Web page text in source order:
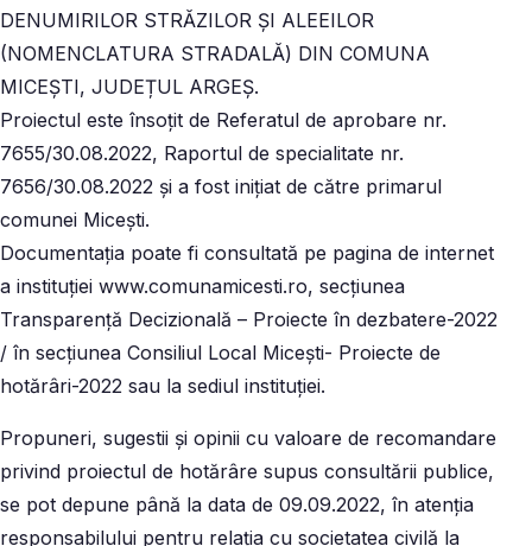
DENUMIRILOR STRĂZILOR ŞI ALEEILOR
(NOMENCLATURA STRADALĂ) DIN COMUNA
MICEȘTI, JUDEȚUL ARGEȘ.
Proiectul este însoţit de Referatul de aprobare nr.
7655/30.08.2022, Raportul de specialitate nr.
7656/30.08.2022 şi a fost iniţiat de către primarul
comunei Miceşti.
Documentația poate fi consultată pe pagina de internet
a instituţiei www.comunamicesti.ro, secţiunea
Transparenţă Decizională – Proiecte în dezbatere-2022
/ în secţiunea Consiliul Local Miceşti- Proiecte de
hotărâri-2022 sau la sediul instituției.
Propuneri, sugestii şi opinii cu valoare de recomandare
privind proiectul de hotărâre supus consultării publice,
se pot depune până la data de 09.09.2022, în atenţia
responsabilului pentru relaţia cu societatea civilă la